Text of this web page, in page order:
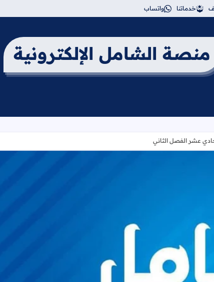
خدماتنا واتساب
منصة الشامل الإلكترونية
عشر الفصل الثاني
ورقة عمل في درس أسلوب الشرط للصف الحادي عشر الفصل الثاني